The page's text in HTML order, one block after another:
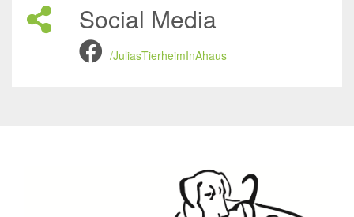
Social Media
/JuliasTierheimInAhaus